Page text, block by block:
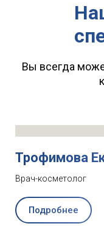
Вы всегда
Трофимова
Врач-косметолог
Подробнее